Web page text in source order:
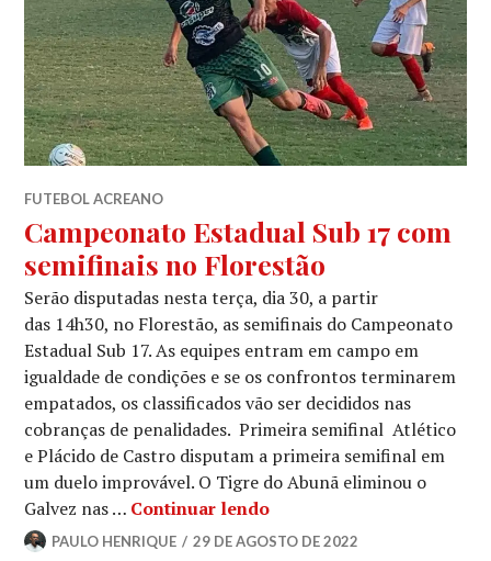
FUTEBOL ACREANO
Campeonato Estadual Sub 17 com
semifinais no Florestão
Serão disputadas nesta terça, dia 30, a partir
das 14h30, no Florestão, as semifinais do Campeonato
Estadual Sub 17. As equipes entram em campo em
igualdade de condições e se os confrontos terminarem
empatados, os classificados vão ser decididos nas
cobranças de penalidades. Primeira semifinal Atlético
e Plácido de Castro disputam a primeira semifinal em
um duelo improvável. O Tigre do Abunã eliminou o
Galvez nas … Continuar lendo
PAULO HENRIQUE 29 DE AGOSTO DE 2022